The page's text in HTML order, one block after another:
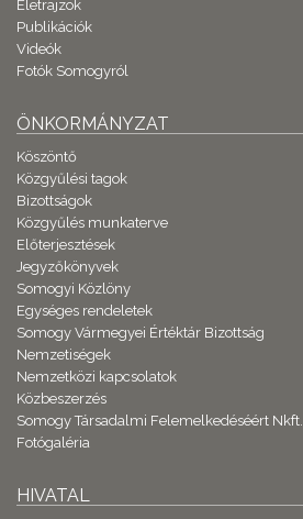
Életrajzok
Publikációk
Videók
Fotók Somogyról
ÖNKORMÁNYZAT
Köszöntő
Közgyűlési tagok
Bizottságok
Közgyűlés munkaterve
Előterjesztések
Jegyzőkönyvek
Somogyi Közlöny
Egységes rendeletek
Somogy Vármegyei Értéktár Bizottság
Nemzetiségek
Nemzetközi kapcsolatok
Közbeszerzés
Somogy Társadalmi Felemelkedéséért Nkft.
Fotógaléria
HIVATAL